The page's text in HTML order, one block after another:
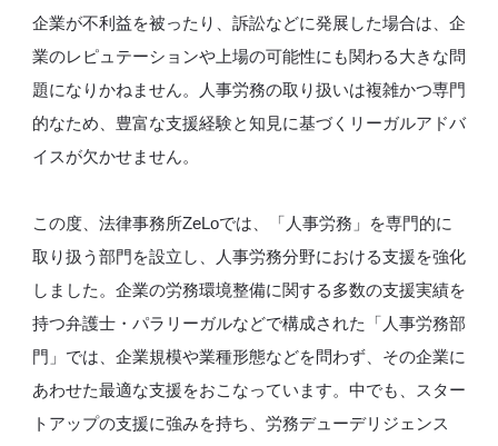
企業が不利益を被ったり、訴訟などに発展した場合は、企
業のレピュテーションや上場の可能性にも関わる大きな問
題になりかねません。人事労務の取り扱いは複雑かつ専門
的なため、豊富な支援経験と知見に基づくリーガルアドバ
イスが欠かせません。
この度、法律事務所ZeLoでは、「人事労務」を専門的に
取り扱う部門を設立し、人事労務分野における支援を強化
しました。企業の労務環境整備に関する多数の支援実績を
持つ弁護士・パラリーガルなどで構成された「人事労務部
門」では、企業規模や業種形態などを問わず、その企業に
あわせた最適な支援をおこなっています。中でも、スター
トアップの支援に強みを持ち、労務デューデリジェンス